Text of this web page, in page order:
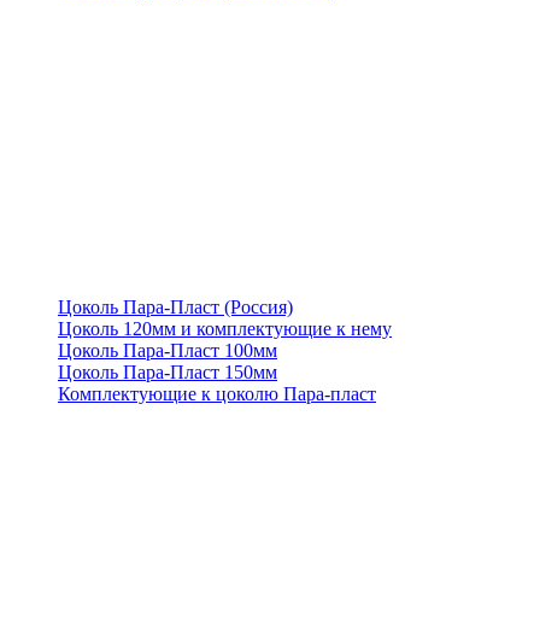
Цоколь Пара-Пласт (Россия)
Цоколь 120мм и комплектующие к нему
Цоколь Пара-Пласт 100мм
Цоколь Пара-Пласт 150мм
Комплектующие к цоколю Пара-пласт